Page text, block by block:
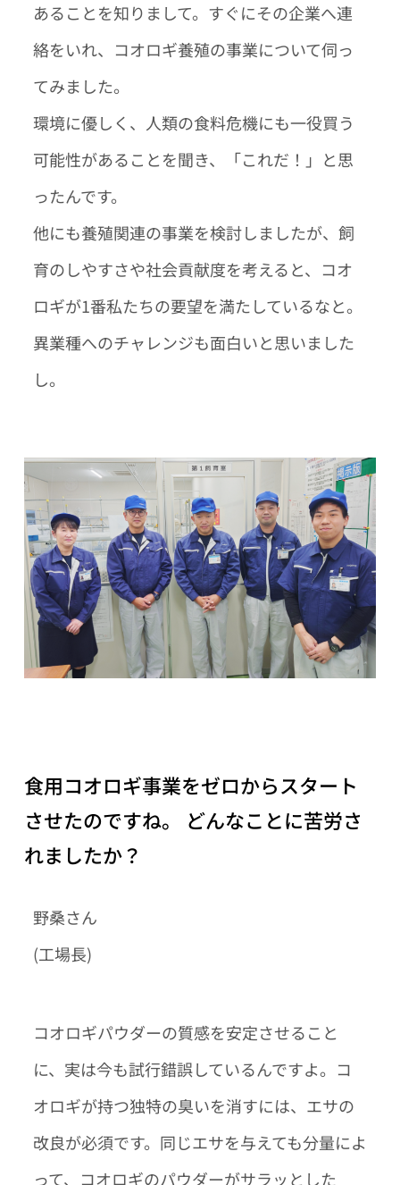
あることを知りまして。 すぐにその企業へ連
絡をいれ、コオロギ養殖の事業について伺っ
てみました。
環境に優しく、人類の食料危機にも一役買う
可能性があることを聞き、「これだ！」と思
ったんです。
他にも養殖関連の事業を検討しましたが、飼
育のしやすさや社会貢献度を考えると、コオ
ロギが1番私たちの要望を満たしているなと。
異業種へのチャレンジも面白いと思いました
し。
食用コオロギ事業をゼロからスタート
させたのですね。 どんなことに苦労さ
れましたか？
野桑さん
(工場長)
コオロギパウダーの質感を安定させること
に、実は今も試行錯誤しているんですよ。コ
オロギが持つ独特の臭いを消すには、エサの
改良が必須です。同じエサを与えても分量によ
って、コオロギのパウダーがサラッとした